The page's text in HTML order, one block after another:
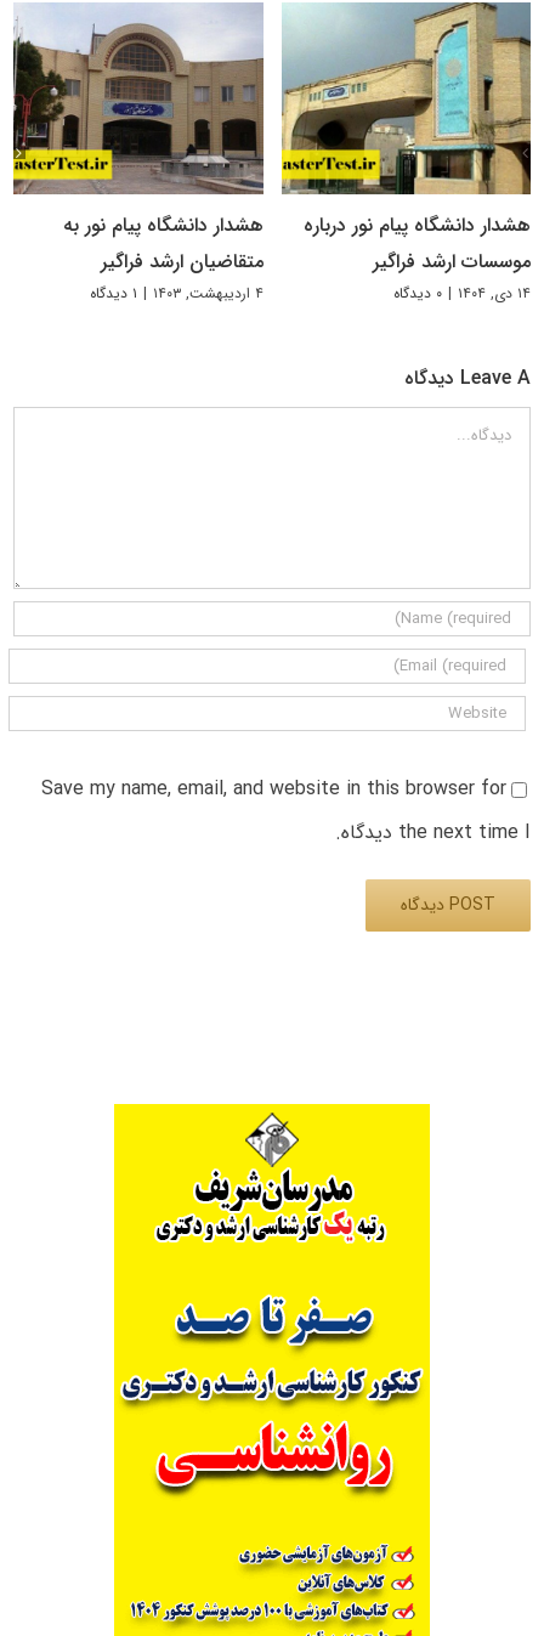
هشدار دانشگاه پیام نور درباره
موسسات ارشد فراگیر
۱۴ دی, ۱۴۰۴ | ۰ دیدگاه
هشدار دانشگاه پیام نور به
متقاضیان ارشد فراگیر
۴ اردیبهشت, ۱۴۰۳ | ۱ دیدگاه
Leave A دیدگاه
دیدگاه
Save my name, email, and website in this browser for
the next time I دیدگاه.